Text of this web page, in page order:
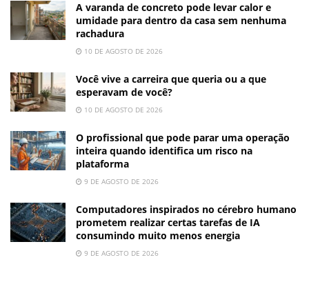
A varanda de concreto pode levar calor e
umidade para dentro da casa sem nenhuma
rachadura
10 DE AGOSTO DE 2026
Você vive a carreira que queria ou a que
esperavam de você?
10 DE AGOSTO DE 2026
O profissional que pode parar uma operação
inteira quando identifica um risco na
plataforma
9 DE AGOSTO DE 2026
Computadores inspirados no cérebro humano
prometem realizar certas tarefas de IA
consumindo muito menos energia
9 DE AGOSTO DE 2026